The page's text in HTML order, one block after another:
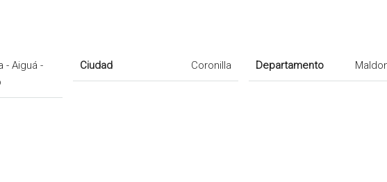
- Aiguá -
Ciudad Coronilla Departamento